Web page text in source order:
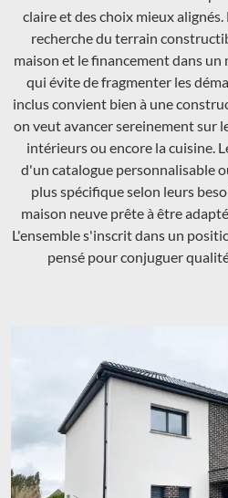
claire et des choix mieux
recherche du terrain
maison et le financement dans un
qui évite de fragmenter les
inclus convient bien à une
on veut avancer sereinement sur
intérieurs ou encore la cuisine.
d'un catalogue personnalisable
plus spécifique selon leurs
maison neuve prête à être
L'ensemble s'inscrit dans un
pensé pour conjuguer